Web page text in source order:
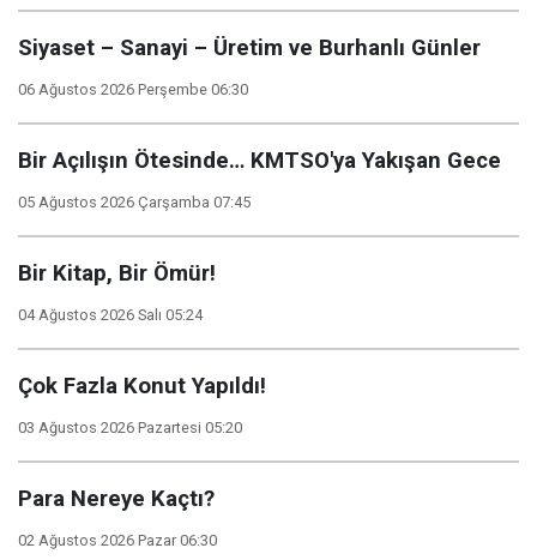
Siyaset – Sanayi – Üretim ve Burhanlı Günler
06 Ağustos 2026 Perşembe 06:30
Bir Açılışın Ötesinde… KMTSO'ya Yakışan Gece
05 Ağustos 2026 Çarşamba 07:45
Bir Kitap, Bir Ömür!
04 Ağustos 2026 Salı 05:24
Çok Fazla Konut Yapıldı!
03 Ağustos 2026 Pazartesi 05:20
Para Nereye Kaçtı?
02 Ağustos 2026 Pazar 06:30